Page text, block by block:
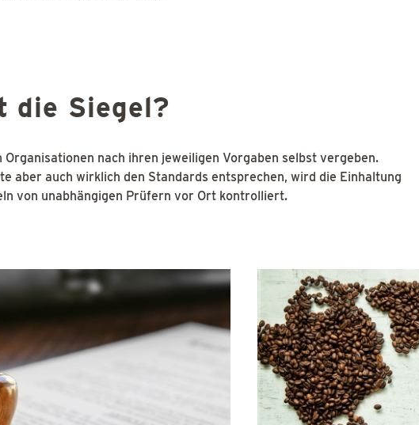
die Siegel?
Organisationen nach ihren jeweiligen Vorgaben selbst vergeben.
aber auch wirklich den Standards entsprechen, wird die Einhaltung
von unabhängigen Prüfern vor Ort kontrolliert.